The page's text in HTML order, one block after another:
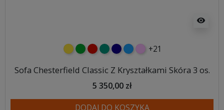
visibility
żółtyzielonyczerwony
turkusowy
granatowy
niebieski
różowy
+21
Sofa Chesterfield Classic Z Kryształkami Skóra 3 os.
5 350,00 zł
DODAJ DO KOSZYKA